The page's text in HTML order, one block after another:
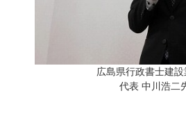
広島県行政書士建
代表 中川浩二